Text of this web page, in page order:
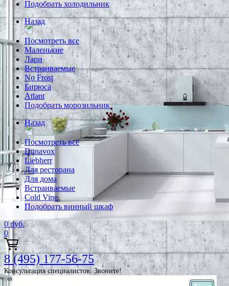
Подобрать холодильник
Назад
Посмотреть все
Маленькие
Лари
Встраиваемые
No Frost
Бирюса
Atlant
Подобрать морозильник
Назад
Посмотреть все
Dunavox
Liebherr
Для ресторана
Для дома
Встраиваемые
Cold Vine
Подобрать винный шкаф
0 руб.
0
8 (495) 177-56-75
Консультация специалистов. Звоните!